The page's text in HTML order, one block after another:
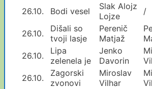
26.10. Bodi vesel
Slak Alojz
Lojze
/
26.10.
Dišali so
tvoji lasje
Perenič
Matjaž
26.10.
Lipa
zelenela je
Jenko
Davorin
26.10.
Zagorski
zvonovi
Miroslav
Vilhar